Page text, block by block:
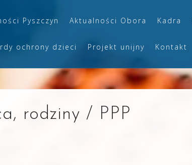
Pyszczyn Aktualności Obora Kadra
ochrony dzieci Projekt unijny Kontakt
rodziny / PPP